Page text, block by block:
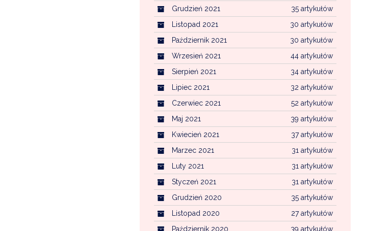
35 artykułów
Grudzień 2021
30 artykułów
Listopad 2021
30 artykułów
Październik 2021
44 artykułów
Wrzesień 2021
34 artykułów
Sierpień 2021
32 artykułów
Lipiec 2021
52 artykułów
Czerwiec 2021
39 artykułów
Maj 2021
37 artykułów
Kwiecień 2021
31 artykułów
Marzec 2021
31 artykułów
Luty 2021
31 artykułów
Styczeń 2021
35 artykułów
Grudzień 2020
27 artykułów
Listopad 2020
39 artykułów
Październik 2020